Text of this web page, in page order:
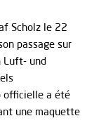
Scholz le 22
passage sur
Luft- und
officielle a été
une maquette